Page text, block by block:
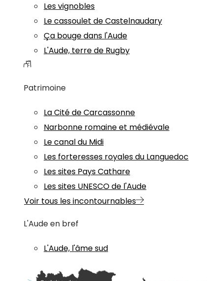
Les vignobles
Le cassoulet de Castelnaudary
Ça bouge dans l'Aude
L'Aude, terre de Rugby
Patrimoine
La Cité de Carcassonne
Narbonne romaine et médiévale
Le canal du Midi
Les forteresses royales du Languedoc
Les sites Pays Cathare
Les sites UNESCO de l'Aude
Voir tous les incontournables
L'Aude en bref
L'Aude, l'âme sud